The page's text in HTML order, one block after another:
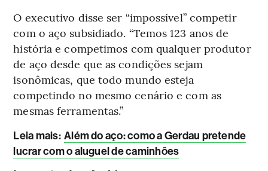
O executivo disse ser “impossível” competir
com o aço subsidiado. “Temos 123 anos de
história e competimos com qualquer produtor
de aço desde que as condições sejam
isonômicas, que todo mundo esteja
competindo no mesmo cenário e com as
mesmas ferramentas.”
Leia mais: Além do aço: como a Gerdau pretende
lucrar com o aluguel de caminhões